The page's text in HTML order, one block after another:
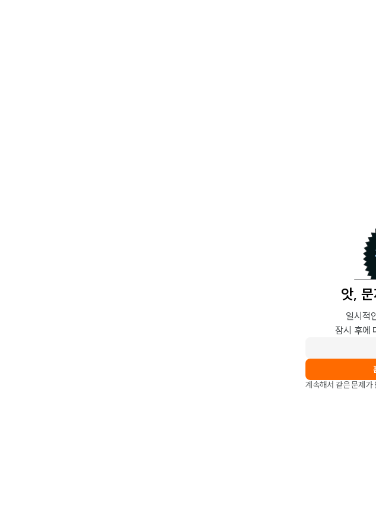
앗,
일시적
잠시 후에
계속해서 같은 문제가